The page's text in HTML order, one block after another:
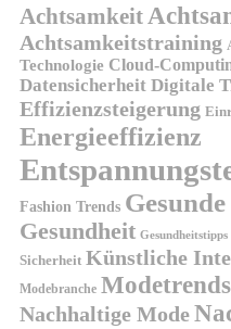
Achtsamkeit
Achtsamkeitstraining
Technologie Cloud-
Datensicherheit Digitale
Effizienzsteigerung
Energieeffizienz
Fashion Trends
Gesundheit Gesundheitstipps
Sicherheit Künstliche
Modebranche Modetrends
Nachhaltige Mode